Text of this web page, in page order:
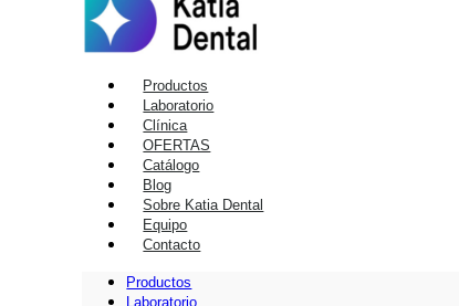
Productos
Laboratorio
Clínica
OFERTAS
Catálogo
Blog
Sobre Katia Dental
Equipo
Contacto
Productos
Laboratorio